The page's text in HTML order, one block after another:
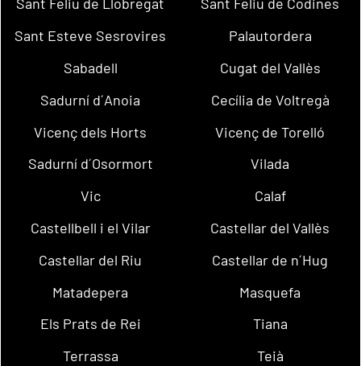
Sant Esteve Sesrovires
Palautordera
Sabadell
Cugat del Vallès
Sadurní d´Anoia
Cecília de Voltregà
Vicenç dels Horts
Vicenç de Torelló
Sadurní d´Osormort
Vilada
Vic
Calaf
Castellbell i el Vilar
Castellar del Vallès
Castellar del Riu
Castellar de n´Hug
Matadepera
Masquefa
Els Prats de Rei
Tiana
Terrassa
Teià